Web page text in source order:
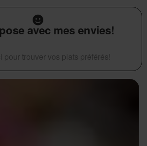
avec mes envies!
pour trouver vos plats préférés!